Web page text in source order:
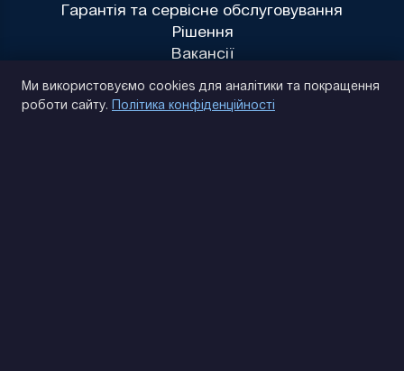
Гарантія та сервісне обслуговування
Рішення
Вакансії
Ми використовуємо cookies для аналітики та покращення
роботи сайту. Політика конфіденційності